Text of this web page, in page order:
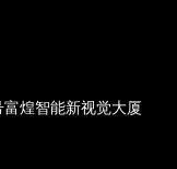
煌智能新视觉大厦